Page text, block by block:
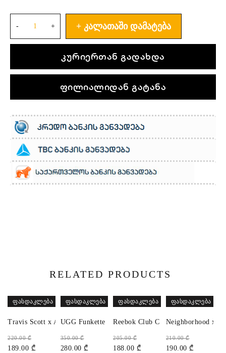
ᲙᲐᲚᲐᲗᲐᲨᲘ ᲓᲐᲛᲐᲢᲔᲑᲐ
კურიერთან გადახდა
ფილიალიდან გატანა
RELATED PRODUCTS
ᲤᲐᲡᲓᲐᲙᲚᲔᲑᲐ
Travis Scott x Air Jordan 1 Low OG
220.00₾
189.00 ₾
ᲤᲐᲡᲓᲐᲙᲚᲔᲑᲐ
UGG Funkette
350.00₾
280.00 ₾
ᲤᲐᲡᲓᲐᲙᲚᲔᲑᲐ
Reebok Club C Bulc
205.00₾
188.00 ₾
ᲤᲐᲡᲓᲐᲙᲚᲔᲑᲐ
Neighborhood x
210.00₾
190.00 ₾